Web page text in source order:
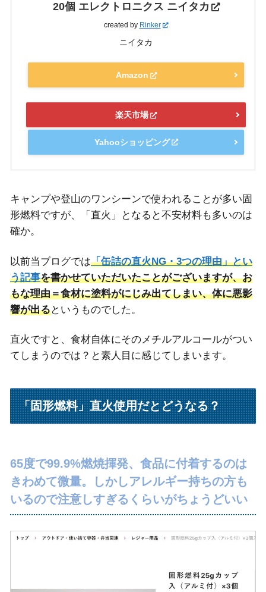
20個 エレクトロニクス ニイタカ
created by Rinker
ニイタカ
Amazon
楽天市場
Yahooショッピング
キャンプや登山のワンシーンで使われることが多い固
形燃料ですが、「直火」となると不安材料も多いのは
確か。
以前当ブログでは「缶詰の直火NG・3つの理由」とい
う記事を書かせていただいたことがございますが、お
もな理由＝食材に塗料がにじみ出てしまい、体に悪影
響が出るというものでした。
直火ですと、食材自体にそのメチルアルコールがつい
てしまうのでは？と素人目に感じてしまいます。
「固形燃料」直火使用だとどうなる？
65度で99.9%燃焼揮発、食品に付着するのは
きわめて微量。しかしアレルギー持ちの方も
いるので注意しすぎるくらいがちょうどいい